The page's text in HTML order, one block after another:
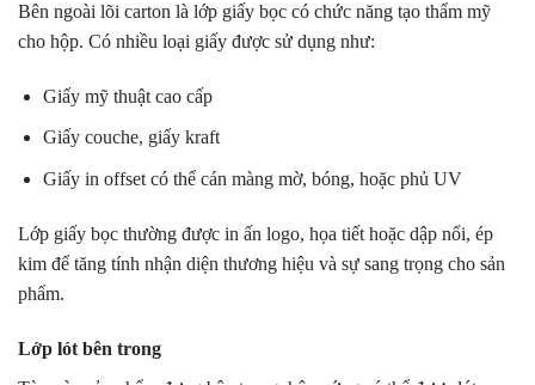
Bên ngoài lõi carton là lớp giấy bọc có chức năng tạo thẩm mỹ
cho hộp. Có nhiều loại giấy được sử dụng như:
Giấy mỹ thuật cao cấp
Giấy couche, giấy kraft
Giấy in offset có thể cán màng mờ, bóng, hoặc phủ UV
Lớp giấy bọc thường được in ấn logo, họa tiết hoặc dập nổi, ép
kim để tăng tính nhận diện thương hiệu và sự sang trọng cho sản
phẩm.
Lớp lót bên trong